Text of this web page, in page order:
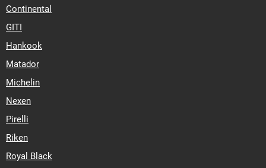
Continental
GITI
Hankook
Matador
Michelin
Nexen
Pirelli
Riken
Royal Black